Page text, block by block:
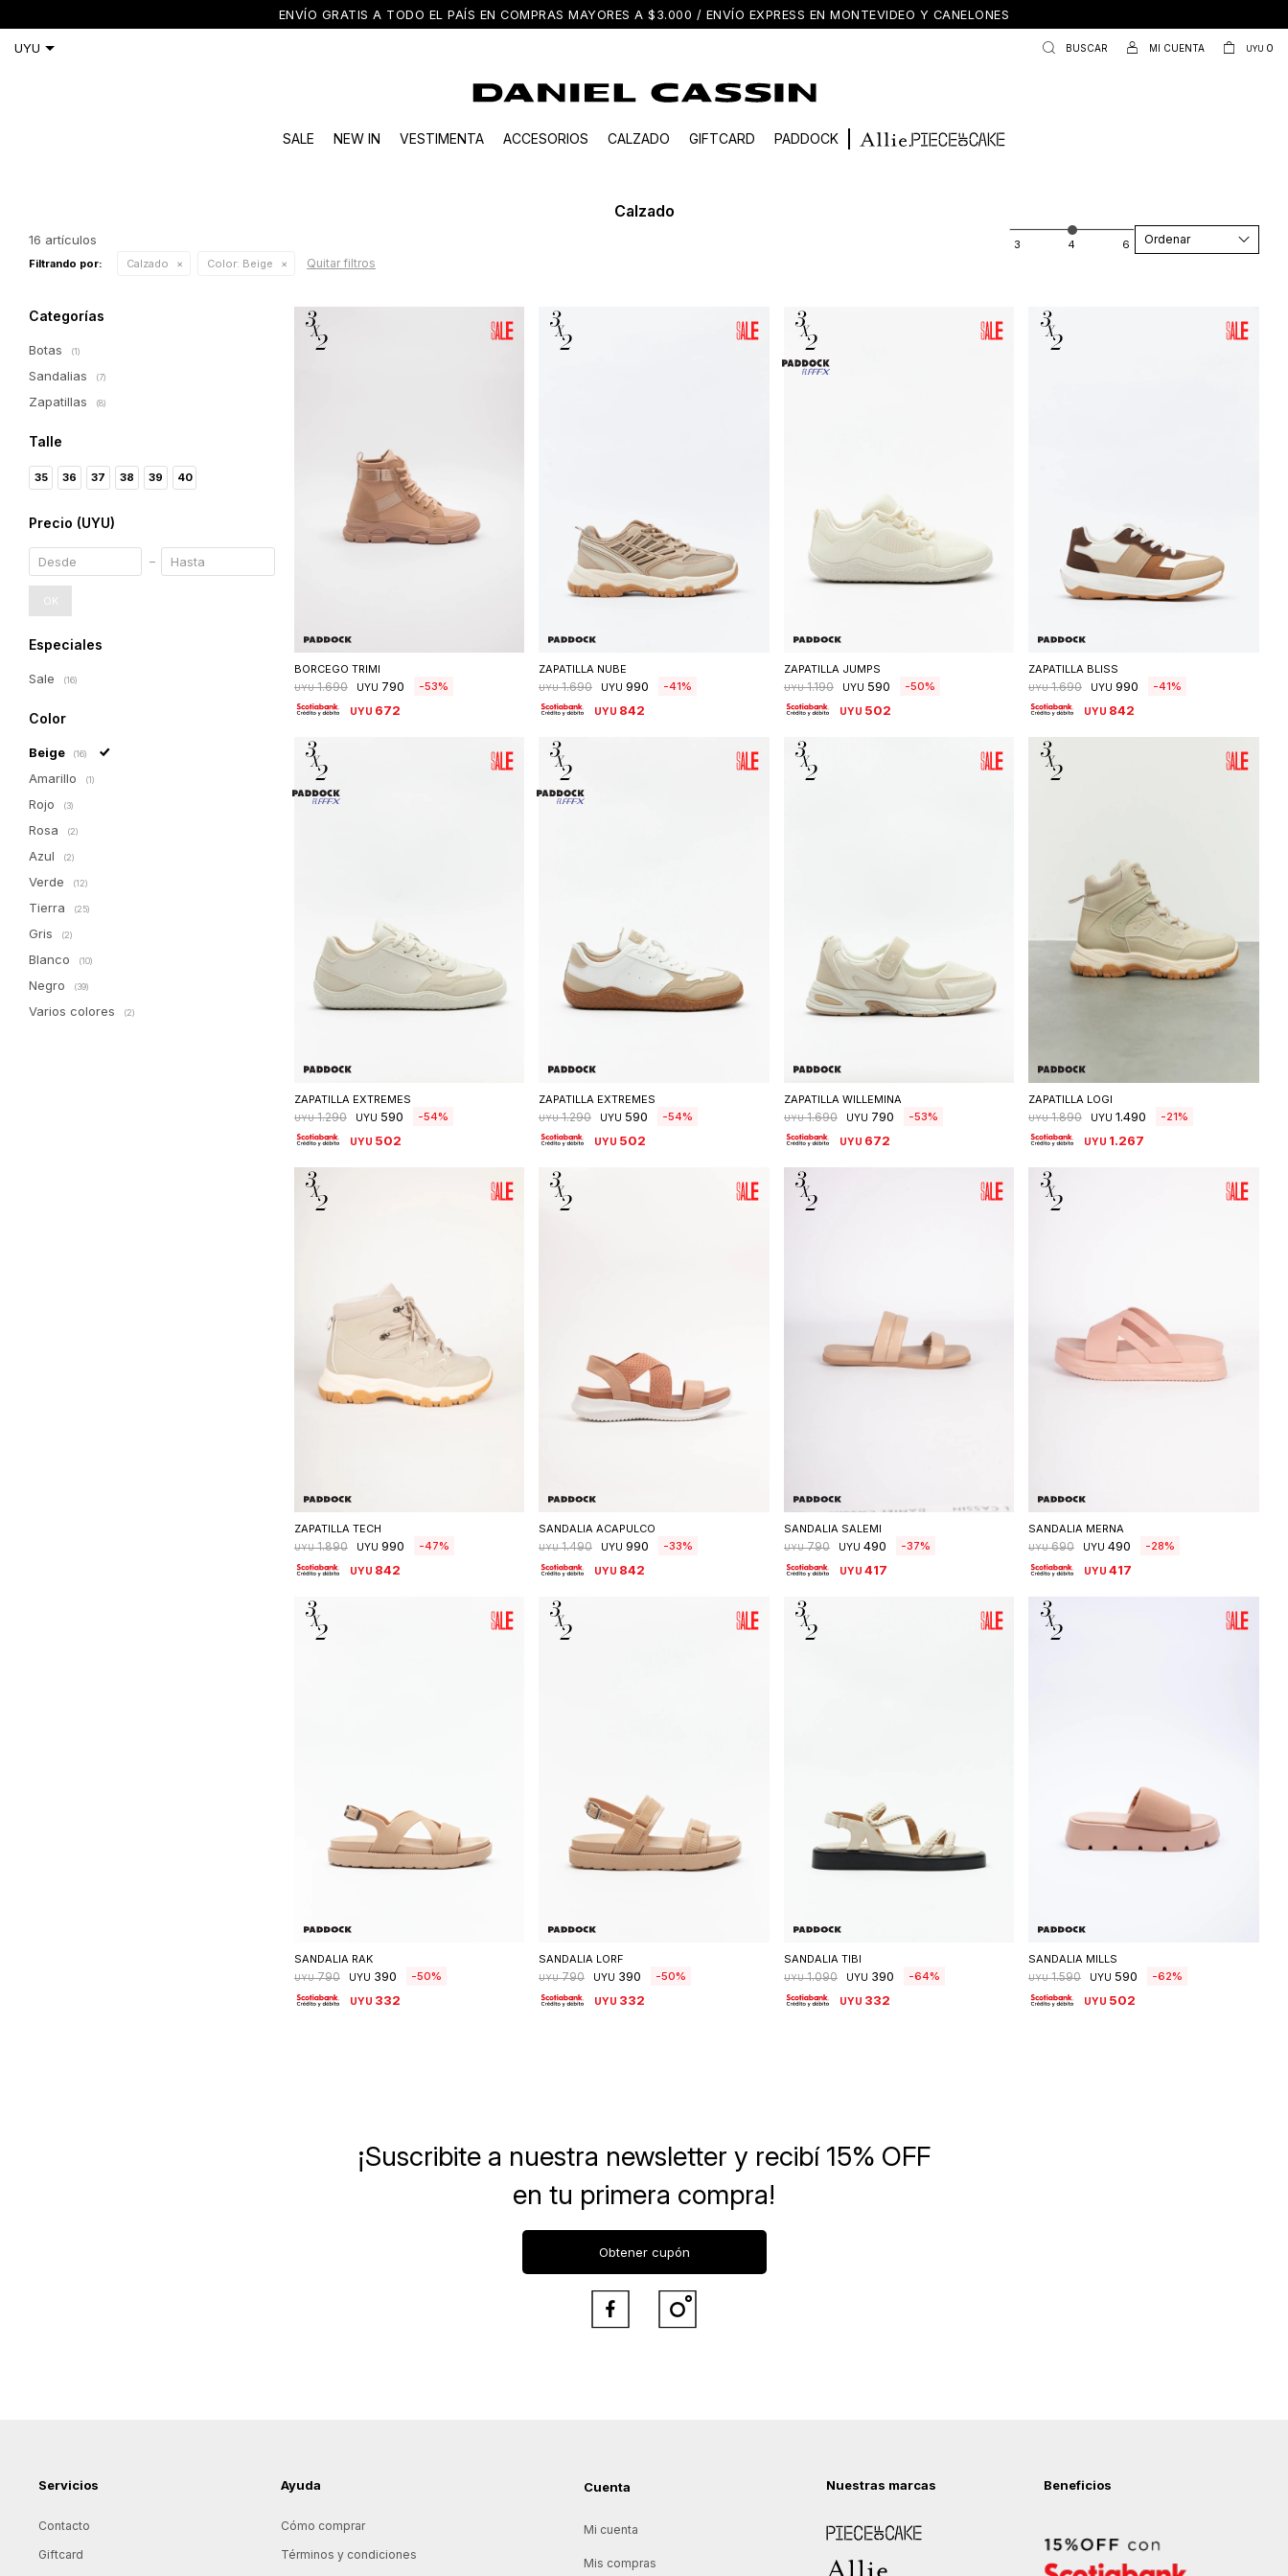
ENVÍO GRATIS A TODO EL PAÍS EN COMPRAS MAYORES A $3.000 / ENVÍO EXPRESS EN MONTEVIDEO Y CANELONES
SALE NEW IN VESTIMENTA ACCESORIOS CALZADO GIFTCARD PADDOCK
UYU 0
Calzado
16 artículos Recomendados
Filtrando por: Calzado Color: Beige Quitar filtros
BORCEGO TRIMI
UYU 1.690 UYU 790 53
UYU 672
ZAPATILLA NUBE
UYU 1.690 UYU 990 41
UYU 842
ZAPATILLA JUMPS
UYU 1.190 UYU 590 50
UYU 502
ZAPATILLA BLISS
UYU 1.690 UYU 990 41
UYU 842
ZAPATILLA EXTREMES
UYU 1.290 UYU 590 54
UYU 502
ZAPATILLA EXTREMES
UYU 1.290 UYU 590 54
UYU 502
ZAPATILLA WILLEMINA
UYU 1.690 UYU 790 53
UYU 672
ZAPATILLA LOGI
UYU 1.890 UYU 1.490 21
UYU 1.267
ZAPATILLA TECH
UYU 1.890 UYU 990 47
UYU 842
SANDALIA ACAPULCO
UYU 1.490 UYU 990 33
UYU 842
SANDALIA SALEMI
UYU 790 UYU 490 37
UYU 417
SANDALIA MERNA
UYU 690 UYU 490 28
UYU 417
SANDALIA RAK
UYU 790 UYU 390 50
UYU 332
SANDALIA LORF
UYU 790 UYU 390 50
UYU 332
SANDALIA TIBI
UYU 1.090 UYU 390 64
UYU 332
SANDALIA MILLS
UYU 1.590 UYU 590 62
UYU 502
Categorías
Botas (1)
Sandalias (7)
Zapatillas (8)
Talle
35 36 37 38 39 40
Precio (UYU)
OK
Especiales
Sale (16)
Color
Beige (16)
Amarillo (1)
Rojo (3)
Rosa (2)
Azul (2)
Verde (12)
Tierra (25)
Gris (2)
Blanco (10)
Negro (39)
Varios colores (2)
Servicios
Contacto
Giftcard
Ayuda
Cómo comprar
Términos y condiciones
Cuenta
Mi cuenta
Mis compras
Nuestras marcas
Piece of Cake
Allie
Beneficios
¡Suscribite a nuestra newsletter y recibí 15% OFF
en tu primera compra!
Obtener cupón
 